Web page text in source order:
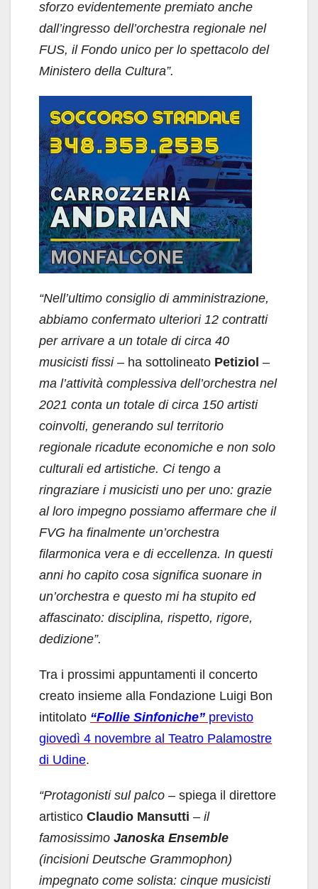
sforzo evidentemente premiato anche
dall’ingresso dell’orchestra regionale nel
FUS, il Fondo unico per lo spettacolo del
Ministero della Cultura”.
“Nell’ultimo consiglio di amministrazione,
abbiamo confermato ulteriori 12 contratti
per arrivare a un totale di circa 40
musicisti fissi – ha sottolineato Petiziol –
ma l’attività complessiva dell’orchestra nel
2021 conta un totale di circa 150 artisti
coinvolti, generando sul territorio
regionale ricadute economiche e non solo
culturali ed artistiche. Ci tengo a
ringraziare i musicisti uno per uno: grazie
al loro impegno possiamo affermare che il
FVG ha finalmente un’orchestra
filarmonica vera e di eccellenza. In questi
anni ho capito cosa significa suonare in
un’orchestra e questo mi ha stupito ed
affascinato: disciplina, rispetto, rigore,
dedizione”.
Tra i prossimi appuntamenti il concerto
creato insieme alla Fondazione Luigi Bon
intitolato “Follie Sinfoniche” previsto
giovedì 4 novembre al Teatro Palamostre
di Udine.
“Protagonisti sul palco – spiega il direttore
artistico Claudio Mansutti – il
famosissimo Janoska Ensemble
(incisioni Deutsche Grammophon)
impegnato come solista: cinque musicisti